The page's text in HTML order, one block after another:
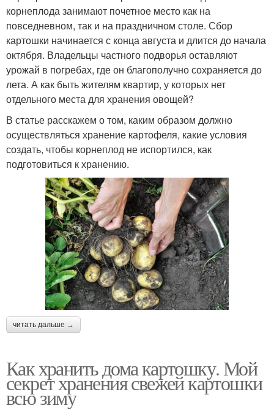
корнеплода занимают почетное место как на
повседневном, так и на праздничном столе. Сбор
картошки начинается с конца августа и длится до начала
октября. Владельцы частного подворья оставляют
урожай в погребах, где он благополучно сохраняется до
лета. А как быть жителям квартир, у которых нет
отдельного места для хранения овощей?
В статье расскажем о том, каким образом должно
осуществляться хранение картофеля, какие условия
создать, чтобы корнеплод не испортился, как
подготовиться к хранению.
читать дальше →
Как хранить дома картошку. Мой
секрет хранения свежей картошки
всю зиму